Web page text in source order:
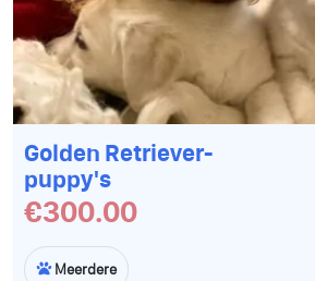
Golden Retriever-
puppy's
€300.00
Meerdere